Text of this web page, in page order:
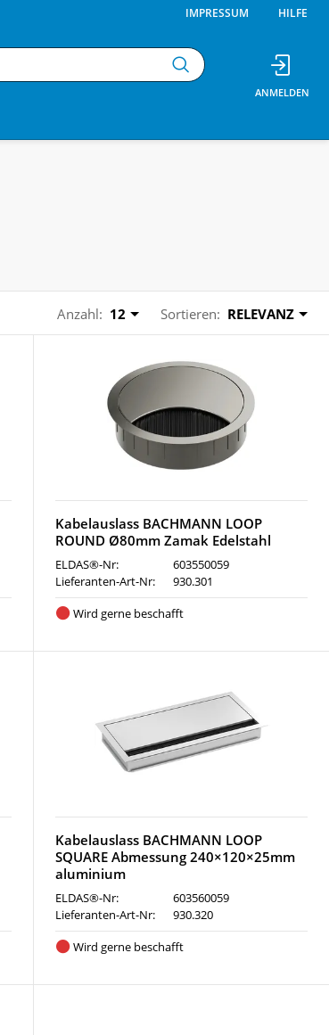
IMPRESSUM HILFE
Anzahl: 12 Sortieren: RELEVANZ
Kabelauslass BACHMANN LOOP
ROUND Ø80mm Zamak Edelstahl
ELDAS®-Nr:
603550059
Lieferanten-Art-Nr:
930.301
Wird gerne beschafft
Kabelauslass BACHMANN LOOP
SQUARE Abmessung 240×120×25mm
aluminium
ELDAS®-Nr:
603560059
Lieferanten-Art-Nr:
930.320
Wird gerne beschafft